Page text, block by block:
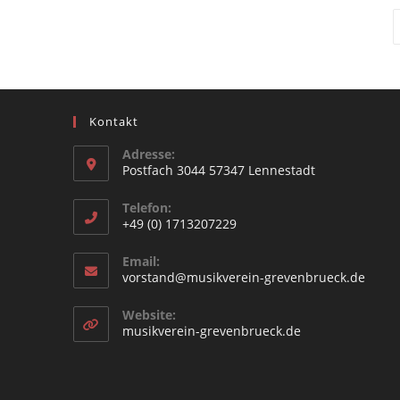
Kontakt
Adresse:
Postfach 3044 57347 Lennestadt
in
a
new
tab
Telefon:
+49 (0) 1713207229
in
your
application
Email:
vorstand@musikverein-grevenbrueck.de
Website:
musikverein-grevenbrueck.de